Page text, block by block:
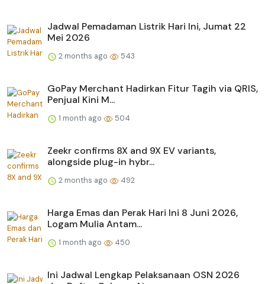
Jadwal Pemadaman Listrik Hari Ini, Jumat 22
Mei 2026
2 months ago 543
GoPay Merchant Hadirkan Fitur Tagih via QRIS,
Penjual Kini M...
1 month ago 504
Zeekr confirms 8X and 9X EV variants,
alongside plug-in hybr...
2 months ago 492
Harga Emas dan Perak Hari Ini 8 Juni 2026,
Logam Mulia Antam...
1 month ago 450
Ini Jadwal Lengkap Pelaksanaan OSN 2026